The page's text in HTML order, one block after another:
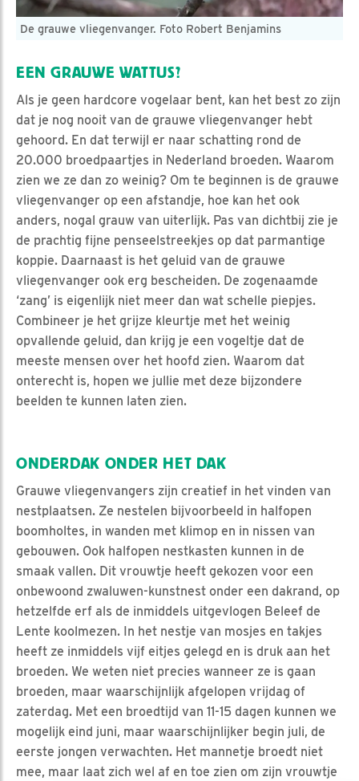
De grauwe vliegenvanger. Foto Robert Benjamins
EEN GRAUWE WATTUS?
Als je geen hardcore vogelaar bent, kan het best zo zijn
dat je nog nooit van de grauwe vliegenvanger hebt
gehoord. En dat terwijl er naar schatting rond de
20.000 broedpaartjes in Nederland broeden. Waarom
zien we ze dan zo weinig? Om te beginnen is de grauwe
vliegenvanger op een afstandje, hoe kan het ook
anders, nogal grauw van uiterlijk. Pas van dichtbij zie je
de prachtig fijne penseelstreekjes op dat parmantige
koppie. Daarnaast is het geluid van de grauwe
vliegenvanger ook erg bescheiden. De zogenaamde
‘zang’ is eigenlijk niet meer dan wat schelle piepjes.
Combineer je het grijze kleurtje met het weinig
opvallende geluid, dan krijg je een vogeltje dat de
meeste mensen over het hoofd zien. Waarom dat
onterecht is, hopen we jullie met deze bijzondere
beelden te kunnen laten zien.
ONDERDAK ONDER HET DAK
Grauwe vliegenvangers zijn creatief in het vinden van
nestplaatsen. Ze nestelen bijvoorbeeld in halfopen
boomholtes, in wanden met klimop en in nissen van
gebouwen. Ook halfopen nestkasten kunnen in de
smaak vallen. Dit vrouwtje heeft gekozen voor een
onbewoond zwaluwen-kunstnest onder een dakrand, op
hetzelfde erf als de inmiddels uitgevlogen Beleef de
Lente koolmezen. In het nestje van mosjes en takjes
heeft ze inmiddels vijf eitjes gelegd en is druk aan het
broeden. We weten niet precies wanneer ze is gaan
broeden, maar waarschijnlijk afgelopen vrijdag of
zaterdag. Met een broedtijd van 11-15 dagen kunnen we
mogelijk eind juni, maar waarschijnlijker begin juli, de
eerste jongen verwachten. Het mannetje broedt niet
mee, maar laat zich wel af en toe zien om zijn vrouwtje